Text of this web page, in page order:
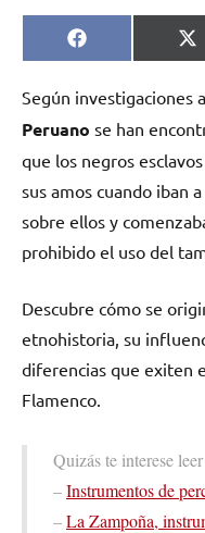
Compartir
en
Facebook
X
Según investigaciones
Peruano se han
que los negros
sus amos cuando iban
sobre ellos y
prohibido el uso del
Descubre cómo se
etnohistoria, su
diferencias que exiten
Flamenco.
Quizás te interese
–Instrumentos de
–La Zampoña,